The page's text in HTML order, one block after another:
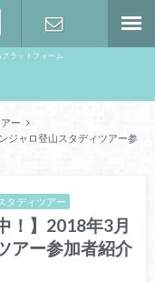
ラットフォーム
ー
ジャロ登山スタディツアー参
タディツアー
！】2018年3月
アー参加者紹介